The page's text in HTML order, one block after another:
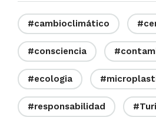
#cambioclimático
#consciencia
#ecologia
#responsabilidad